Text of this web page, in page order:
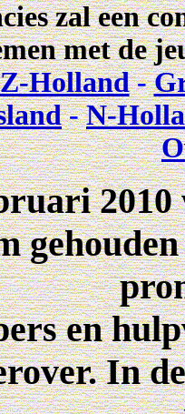
zal een
met de
Z-Holland-
-N-
2010
en
In